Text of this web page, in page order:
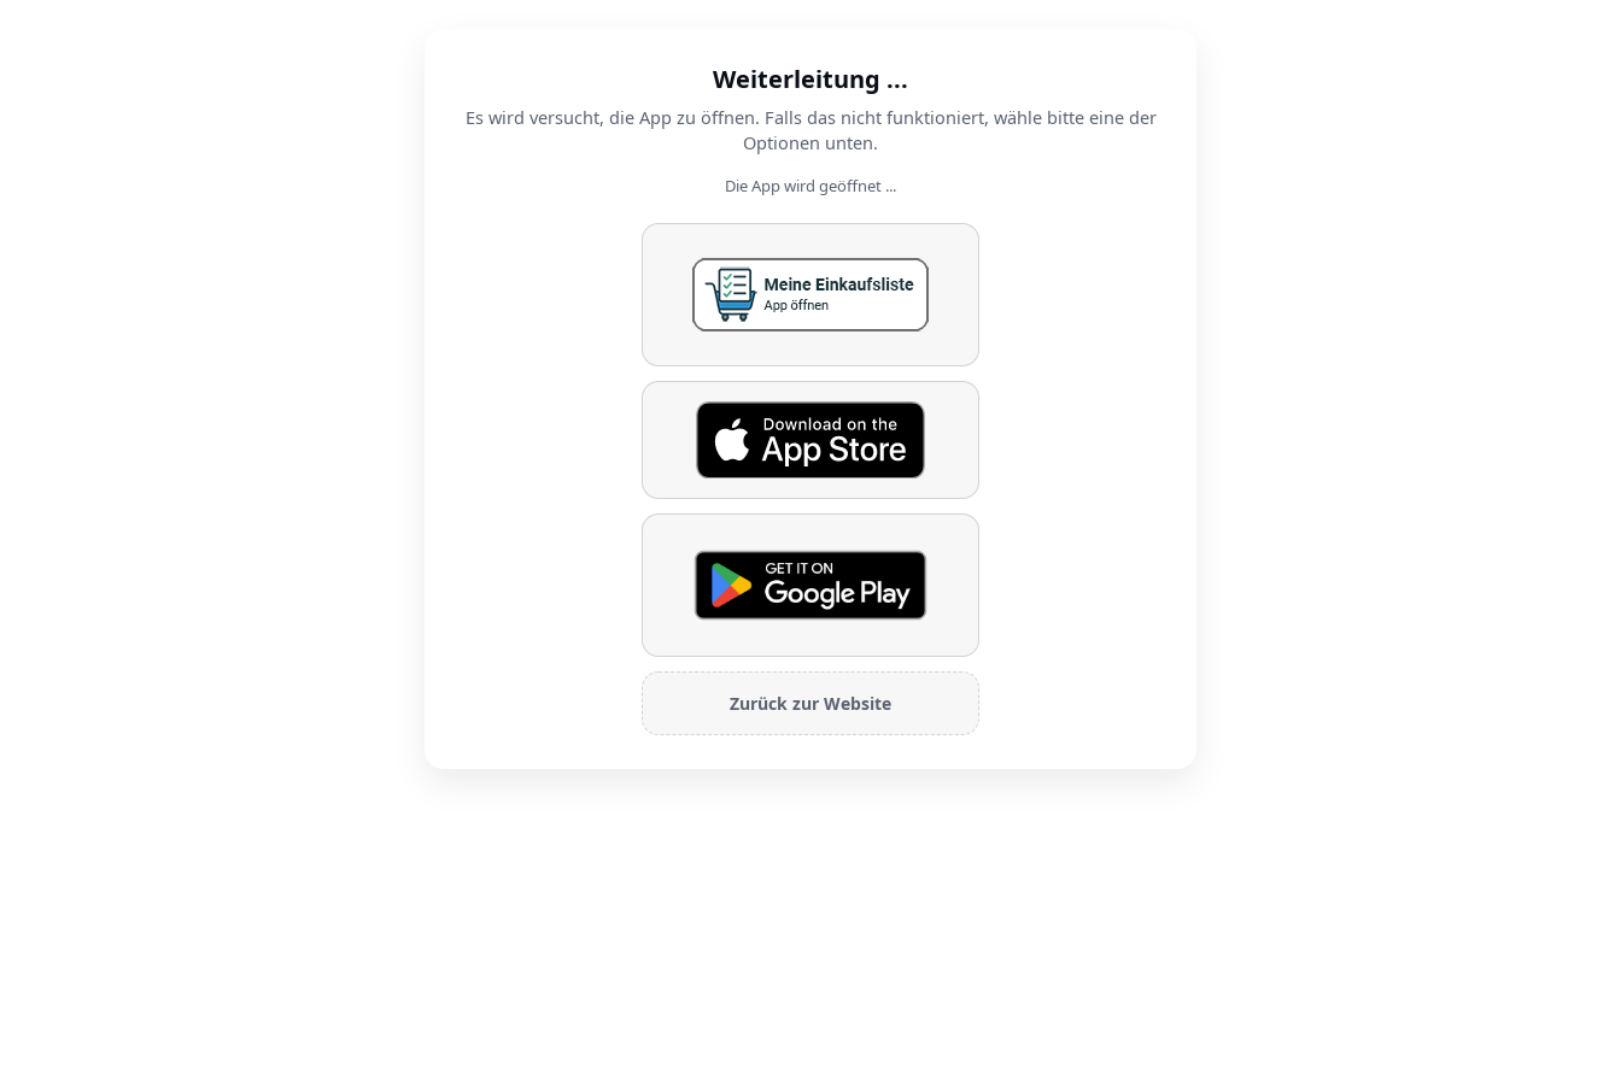
Weiterleitung ...
Es wird versucht, die App zu öffnen. Falls das nicht funktioniert, wähle bitte eine der
Optionen unten.
Die App wird geöffnet ...
Zurück zur Website